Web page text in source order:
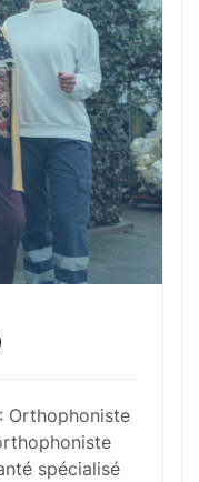
mastication et à
d’autres
personnalisés
pour
de chaque
bien-être et à leur
Orthophoniste
spécialisé